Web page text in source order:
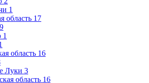
1
область 17
9
1
область 16
Луки 3
область 16